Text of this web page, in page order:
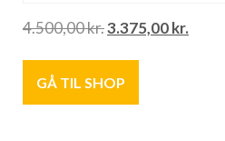
4.500,00kr.3.375,00kr.
GÅ TIL SHOP